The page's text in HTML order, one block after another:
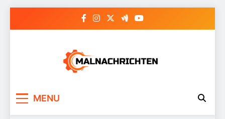
MENU